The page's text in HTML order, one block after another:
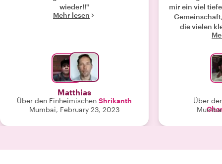
wieder!!"
Mehr lesen
Matthias
Über den Einheimischen Shrikanth
Mumbai, February 23, 2023
mir ein viel
die vielen
vermittelt, die
sachkundig,
Fragen
Erfahrung
angenehm machte. Ich
mit einer
verlassen. Ich
Über